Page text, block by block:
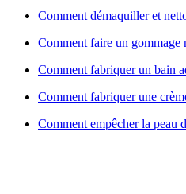
Comment démaquiller et
Comment faire un gommage
Comment fabriquer un bain
Comment fabriquer une
Comment empêcher la peau